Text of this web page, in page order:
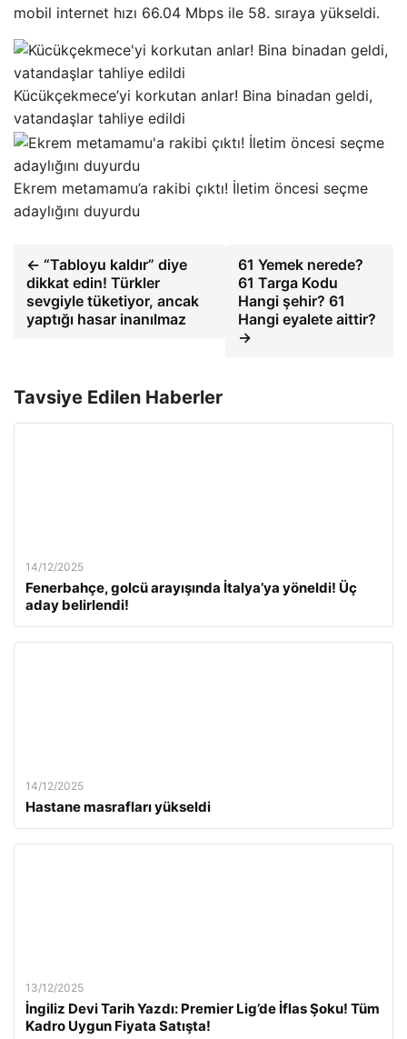
mobil internet hızı 66.04 Mbps ile 58. sıraya yükseldi.
Kücükçekmece’yi korkutan anlar! Bina binadan geldi,
vatandaşlar tahliye edildi
Ekrem metamamu’a rakibi çıktı! İletim öncesi seçme
adaylığını duyurdu
← “Tabloyu kaldır” diye
dikkat edin! Türkler
sevgiyle tüketiyor, ancak
yaptığı hasar inanılmaz
61 Yemek nerede?
61 Targa Kodu
Hangi şehir? 61
Hangi eyalete aittir?
→
Tavsiye Edilen Haberler
14/12/2025
Fenerbahçe, golcü arayışında İtalya’ya yöneldi! Üç
aday belirlendi!
14/12/2025
Hastane masrafları yükseldi
13/12/2025
İngiliz Devi Tarih Yazdı: Premier Lig’de İflas Şoku! Tüm
Kadro Uygun Fiyata Satışta!